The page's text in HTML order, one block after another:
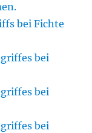
bei Fichte
bei
bei
bei